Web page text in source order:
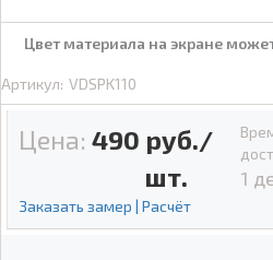
Цвет материала на экране
Артикул: VDSPK110
Цена: 490 руб./
шт.
Заказать замер | Расчёт
1